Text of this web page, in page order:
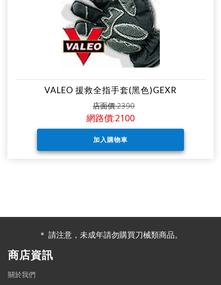
VALEO 援救全指手套(黑色)GEXR
店面價:2390
網路價:2100
＊ 請注意，未成年請勿購買刀械類商品。
商店資訊
關於我們